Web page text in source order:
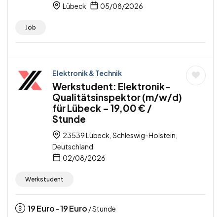
Lübeck 05/08/2026
Job
Elektronik & Technik
Werkstudent: Elektronik-
Qualitätsinspektor (m/w/d)
für Lübeck – 19,00 € /
Stunde
23539 Lübeck, Schleswig-Holstein,
Deutschland
02/08/2026
Werkstudent
19Euro -19Euro / Stunde